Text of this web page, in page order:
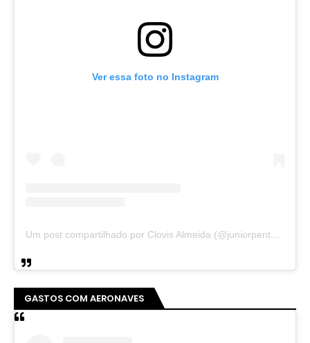
Ver essa foto no Instagram
Um post compartilhado por Clovis Almeida (@juniorpentecoste01)
GASTOS COM AERONAVES